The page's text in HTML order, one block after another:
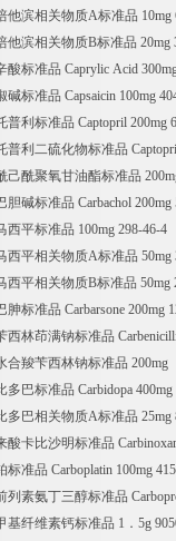
他滨相关物质A标准品 10mg
他滨相关物质B标准品 20mg
酸标准品 Caprylic Acid
碱标准品 Capsaicin 100mg
普利标准品 Captopril 200mg
普利二硫化物标准品
己酰聚氧甘油酯标准品
胆碱标准品 Carbachol 200mg
西平标准品 100mg 298-46-4
西平相关物质A标准品 50mg
西平相关物质B标准品 50mg
胂标准品 Carbarsone 200mg
西林茚满钠标准品
合羧苄西林钠标准品 200mg
多巴标准品 Carbidopa 400mg
多巴相关物质A标准品 25mg
酸卡比沙明标准品
标准品 Carboplatin 100mg
列素氨丁三醇标准品
基纤维素钙标准品 1．5g